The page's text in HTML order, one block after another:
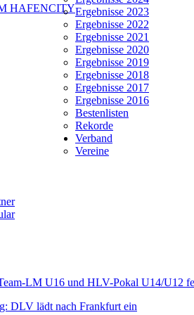
Ergebnisse 2023
Ergebnisse 2022
Ergebnisse 2021
Ergebnisse 2020
Ergebnisse 2019
Ergebnisse 2018
Ergebnisse 2017
Ergebnisse 2016
Bestenlisten
Rekorde
Verband
Vereine
LM U16 und HLV-Pokal U14/U12
DLV lädt nach Frankfurt ein